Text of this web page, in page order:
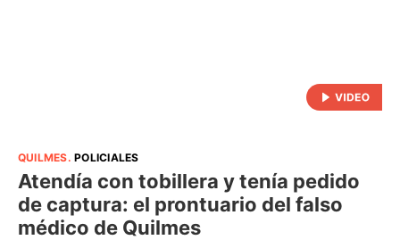
QUILMES.POLICIALES
Atendía con tobillera y tenía pedido
de captura: el prontuario del falso
médico de Quilmes